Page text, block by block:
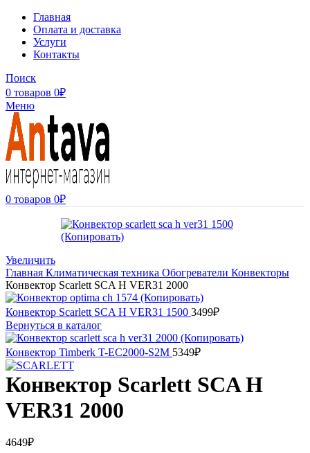
Главная
Оплата и доставка
Услуги
Контакты
Поиск
0 товаров 0₽
Меню
0 товаров 0₽
Увеличить
Главная Климатическая техника Обогреватели Конвекторы
Конвектор Scarlett SCA H VER31 2000
Конвектор Scarlett SCA H VER31 1500 3499₽
Вернуться в каталог
Конвектор Timberk T-EC2000-S2M 5349₽
Конвектор Scarlett SCA H
VER31 2000
4649₽